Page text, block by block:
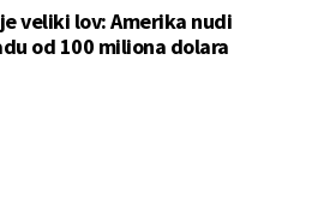
veliki lov: Amerika nudi
od 100 miliona dolara